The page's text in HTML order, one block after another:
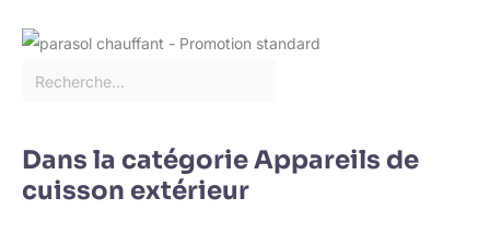
Dans la catégorie Appareils de
cuisson extérieur